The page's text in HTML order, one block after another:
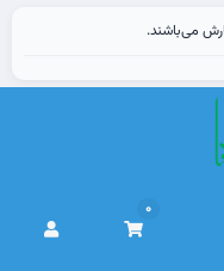
می‌باشند.
0